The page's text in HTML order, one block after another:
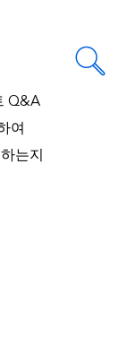
Q&A
여
는지